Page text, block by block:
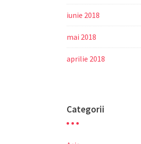
iunie 2018
mai 2018
aprilie 2018
Categorii